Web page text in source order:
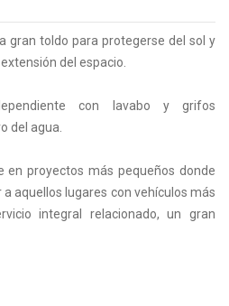
gran toldo para protegerse del sol y
del espacio.
con lavabo y grifos
del agua.
en proyectos más pequeños donde
aquellos lugares con vehículos más
integral relacionado, un gran